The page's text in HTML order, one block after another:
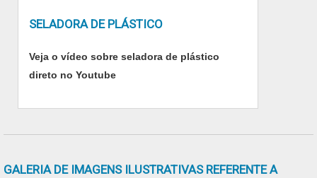
DE CALOR DE ALTA QUALIDADE E
tem o que há de melhor no ramo de túnel de
calor. A empresa oferece opções como
para os clientes com qualidade..
SELADORA DE PLÁSTICO
Veja o vídeo sobre seladora de plástico
direto no Youtube
GALERIA DE IMAGENS ILUSTRATIVAS REFERENTE A